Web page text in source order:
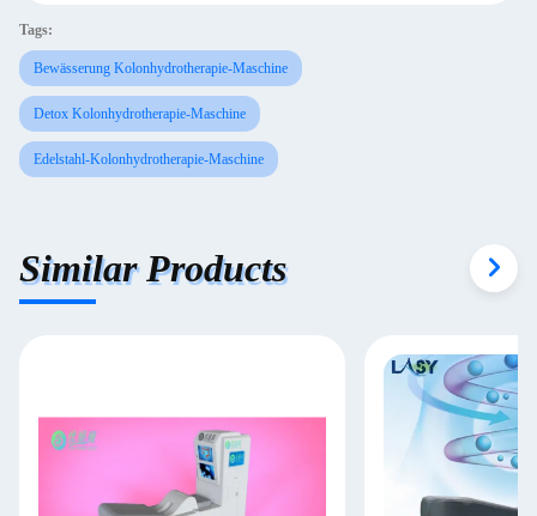
Tags:
Bewässerung Kolonhydrotherapie-Maschine
Detox Kolonhydrotherapie-Maschine
Edelstahl-Kolonhydrotherapie-Maschine
Similar Products